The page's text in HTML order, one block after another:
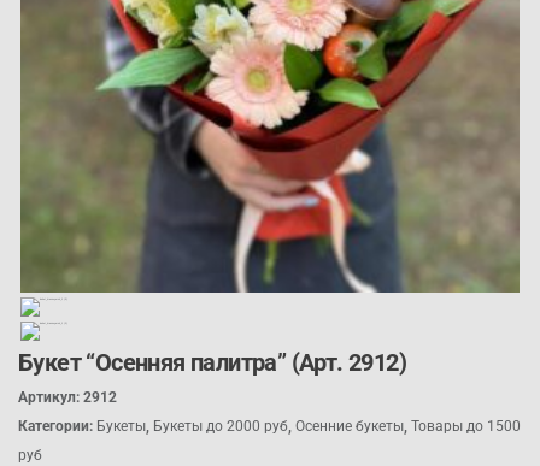
Букет “Осенняя палитра” (Арт. 2912)
Артикул: 2912
Категории: Букеты, Букеты до 2000 руб, Осенние букеты, Товары до 1500
руб